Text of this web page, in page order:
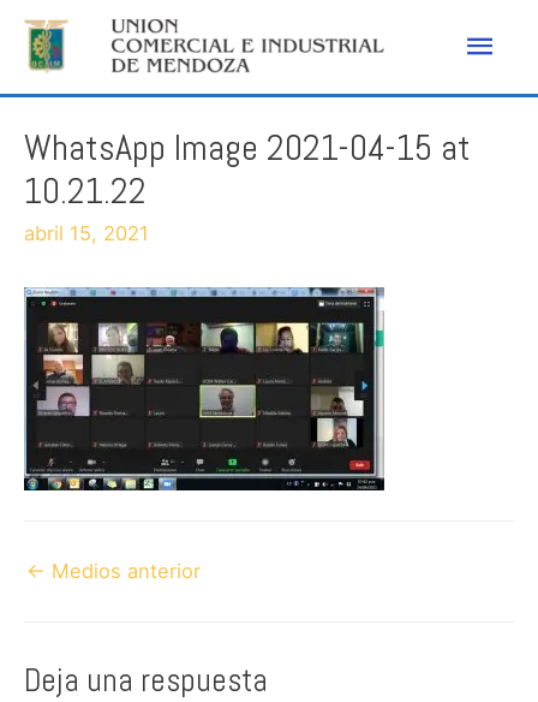
WhatsApp Image 2021-04-15 at
10.21.22
abril 15, 2021
Navegación
← Medios anterior
Deja una respuesta